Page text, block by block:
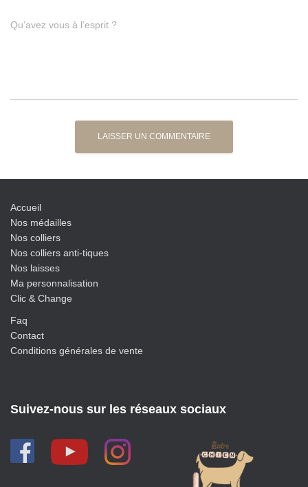
Qu’avez vous à l’esprit ?
Accueil
Nos médailles
Nos colliers
Nos colliers anti-tiques
Nos laisses
Ma personnalisation
Clic & Change
Faq
Contact
Conditions générales de vente
Suivez-nous sur les réseaux sociaux